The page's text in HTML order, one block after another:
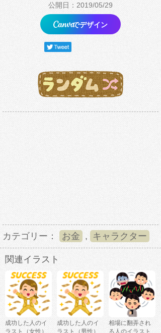
公開日：2019/05/29
でデザイン
カテゴリー： お金 , キャラクター
関連イラスト
成功した人のイ
成功した人のイ
相場に翻弄され